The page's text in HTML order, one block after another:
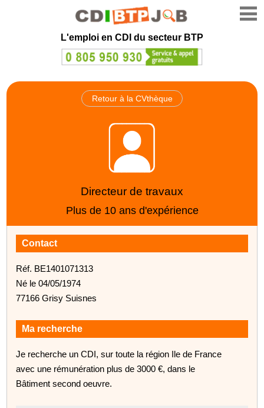
L'emploi en CDI du secteur BTP
Retour à la CVthèque
Directeur de travaux
Plus de 10 ans d'expérience
Contact
Réf. BE1401071313
Né le 04/05/1974
77166 Grisy Suisnes
Ma recherche
Je recherche un CDI, sur toute la région Ile de France
avec une rémunération plus de 3000 €, dans le
Bâtiment second oeuvre.